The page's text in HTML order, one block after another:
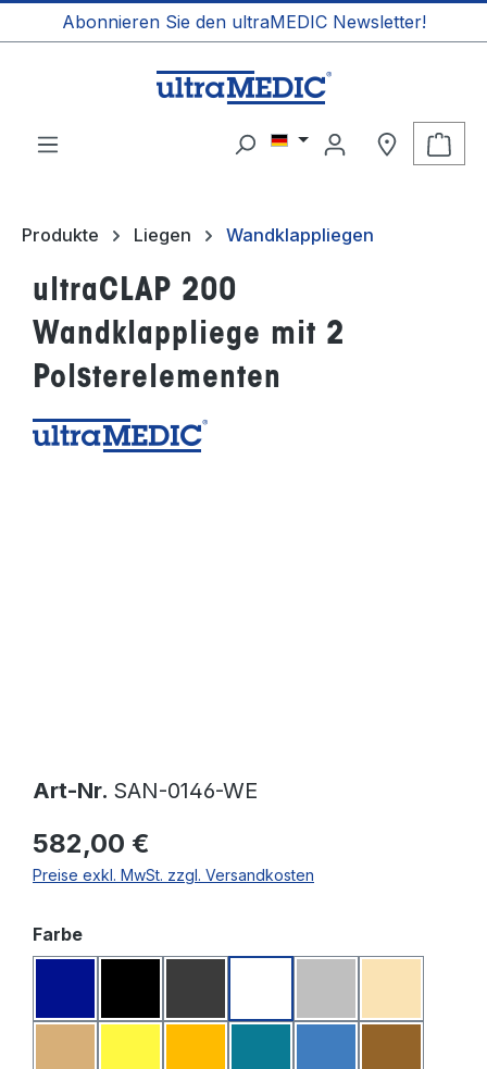
springen
Abonnieren Sie den ultraMEDIC Newsletter!
Produkte Liegen Wandklappliegen
ultraCLAP 200
Wandklappliege mit 2
Polsterelementen
Art-Nr. SAN-0146-WE
582,00 €
Preise exkl. MwSt. zzgl. Versandkosten
Farbeauswählen